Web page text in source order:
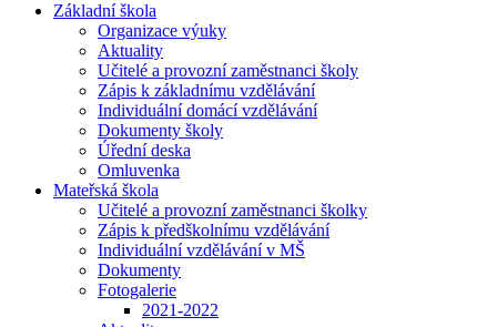
Základní škola
Organizace výuky
Aktuality
Učitelé a provozní zaměstnanci školy
Zápis k základnímu vzdělávání
Individuální domácí vzdělávání
Dokumenty školy
Úřední deska
Omluvenka
Mateřská škola
Učitelé a provozní zaměstnanci školky
Zápis k předškolnímu vzdělávání
Individuální vzdělávání v MŠ
Dokumenty
Fotogalerie
2021-2022